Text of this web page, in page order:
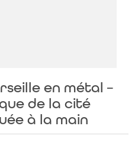
en métal –
de la cité
à la main